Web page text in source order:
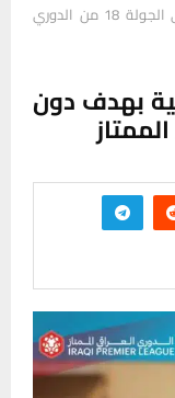
الناصرية يخسر أمام الكاظمية بهدف دون رد في الجولة 18 من الدوري
بهدف دون